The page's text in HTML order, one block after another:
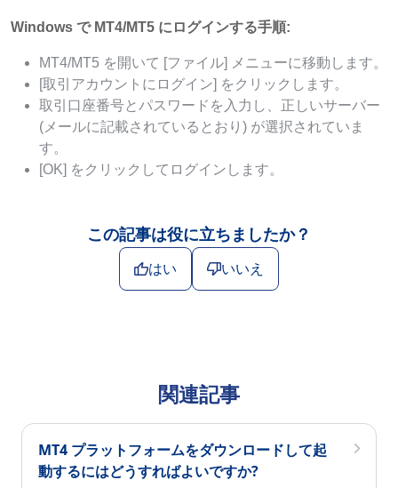
Windows で MT4/MT5 にログインする手順:
MT4/MT5 を開いて [ファイル] メニューに移動します。
[取引アカウントにログイン] をクリックします。
取引口座番号とパスワードを入力し、正しいサーバー
(メールに記載されているとおり) が選択されていま
す。
[OK] をクリックしてログインします。
この記事は役に立ちましたか？
はい いいえ
関連記事
MT4 プラットフォームをダウンロードして起
動するにはどうすればよいですか?